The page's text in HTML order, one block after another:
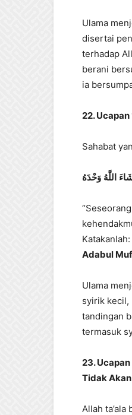
Ulama
disertai
terhadap
berani
ia
22.
Sahabat
اللَّهُ وَحْدَهُ
Adabul
Ulama
syirik kecil,
tandingan
termasuk
23.
Tidak
Allah ta’ala